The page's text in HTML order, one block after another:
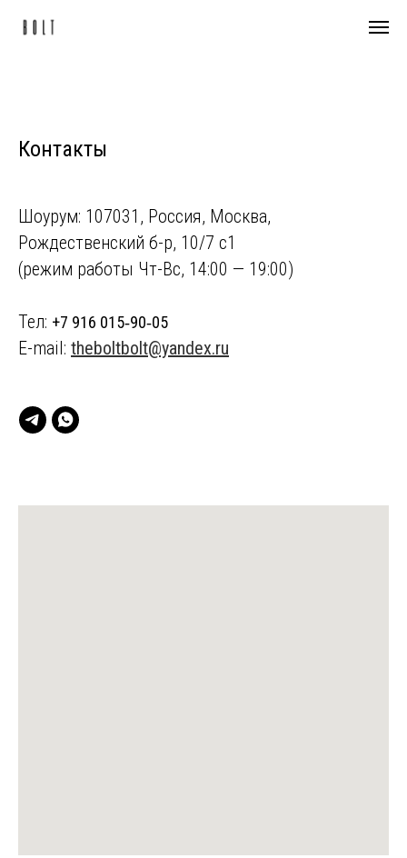
Контакты
Шоурум: 107031, Россия, Москва,
Рождественский б-р, 10/7 с1
(режим работы Чт-Вс, 14:00 — 19:00)
Тел: +7 916 015‑90‑05
E-mail: theboltbolt@yandex.ru